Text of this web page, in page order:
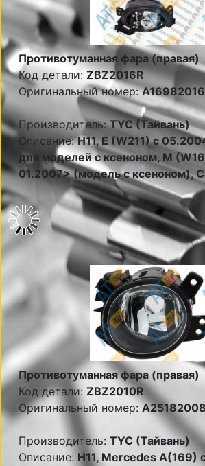
Противотуманная фара (правая)
Код детали: ZBZ2016R
Оригинальный номер:
Производитель:TYC (Тайвань)
Описание:Н11, E (W211) c
для моделей с ксеноном, M
01.2007> (модель с ксеноном),
Противотуманная фара (правая)
Код детали: ZBZ2010R
Оригинальный номер:
Производитель: TYC (Тайвань)
Описание: Н11, Mercedes A(169)